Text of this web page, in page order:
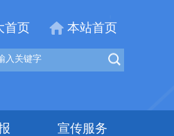
首页 本站首页
宣传服务